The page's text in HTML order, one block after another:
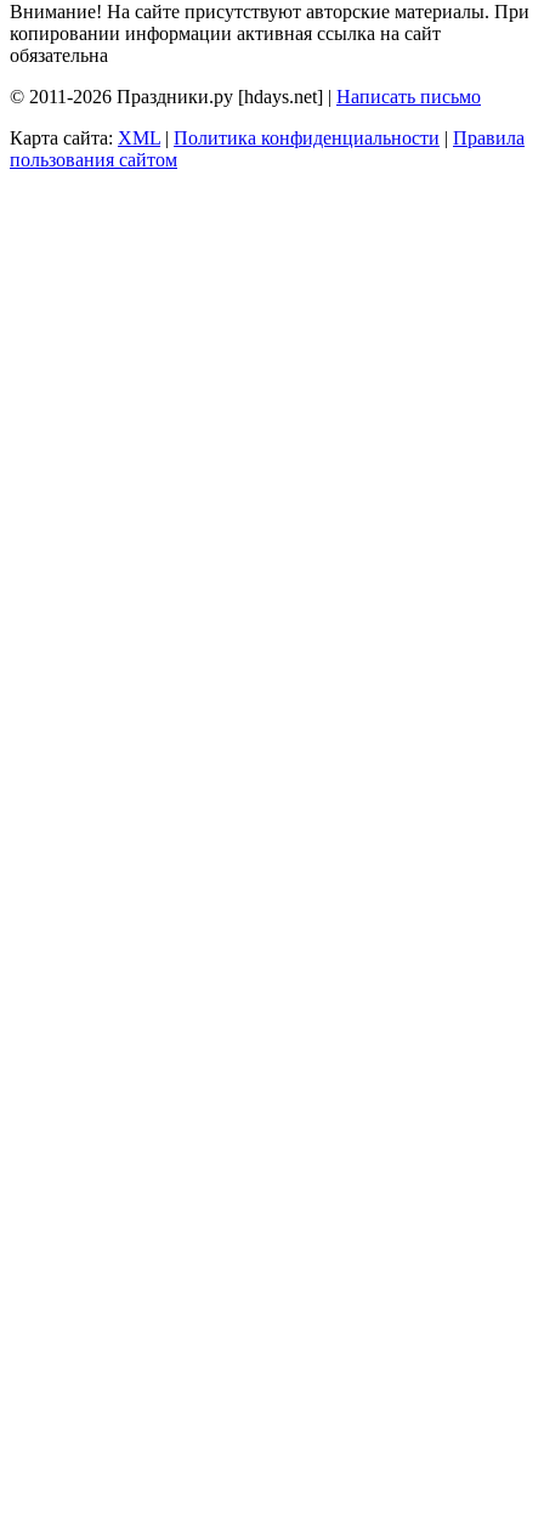
Внимание! На сайте присутствуют авторские материалы. При
копировании информации активная ссылка на сайт
обязательна
© 2011-2026 Праздники.ру [hdays.net] | Написать письмо
Карта сайта: XML | Политика конфиденциальности | Правила
пользования сайтом